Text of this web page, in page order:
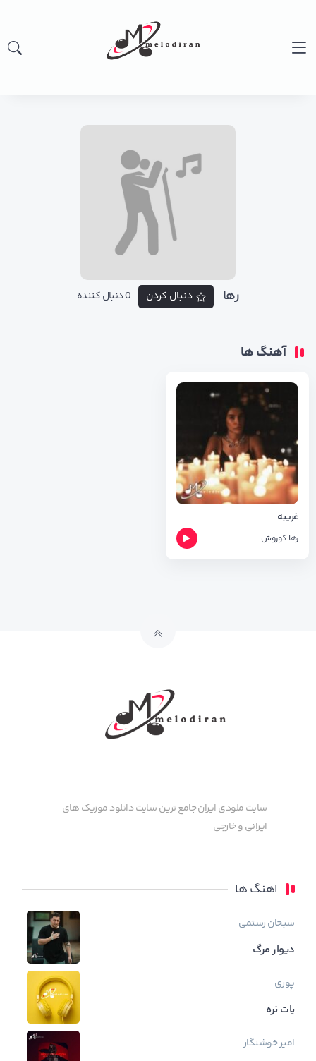
رها دنبال کردن 0 دنبال کننده
آهنگ ها
غریبه
رها کوروش
سایت ملودی ایران جامع ترین سایت دانلود موزیک های
ایرانی و خارجی
اهنگ ها
سبحان رستمی
دیوار مرگ
پوری
یات نره
امیر خوشنگار